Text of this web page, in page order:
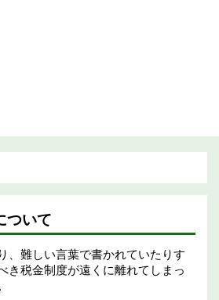
ついて
、難しい言葉で書かれていたりす
き税金制度が遠くに離れてしまっ